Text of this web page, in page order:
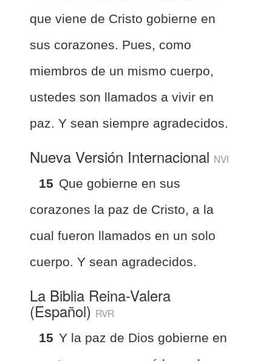
que viene de Cristo gobierne en
sus corazones. Pues, como
miembros de un mismo cuerpo,
ustedes son llamados a vivir en
paz. Y sean siempre agradecidos.
Nueva Versión Internacional NVI
15 Que gobierne en sus
corazones la paz de Cristo, a la
cual fueron llamados en un solo
cuerpo. Y sean agradecidos.
La Biblia Reina-Valera
(Español) RVR
15 Y la paz de Dios gobierne en